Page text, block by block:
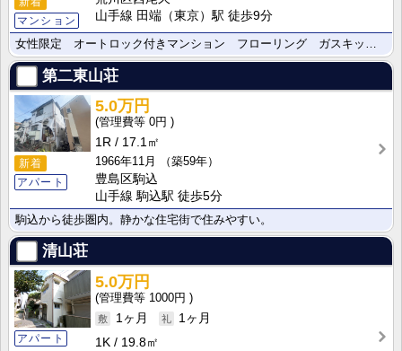
マンション
山手線 田端（東京）駅 徒歩9分
第二東山荘
新着
アパート
5.0万円
0円
1R
17.1㎡
1966年11月
（築59年）
豊島区駒込
山手線 駒込駅 徒歩5分
駒込から徒歩圏内。静かな住宅街で住みやすい。
清山荘
アパート
5.0万円
1000円
1ヶ月
1ヶ月
1K
19.8㎡